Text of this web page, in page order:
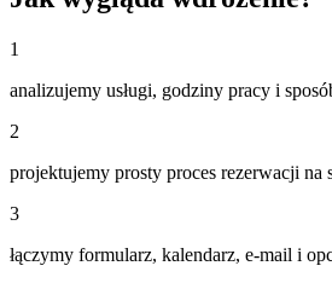
1
analizujemy usługi, godziny pracy i
2
projektujemy prosty proces rezerwacji na
3
łączymy formularz, kalendarz, e-mail i